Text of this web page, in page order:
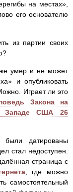
на местах»,
его основателю
из партии своих
умер и не может
и опубликовать
Играет ли это
Закона на
Западе США 26
датированы
стал недоступен.
страница с
, где можно
самостоятельный